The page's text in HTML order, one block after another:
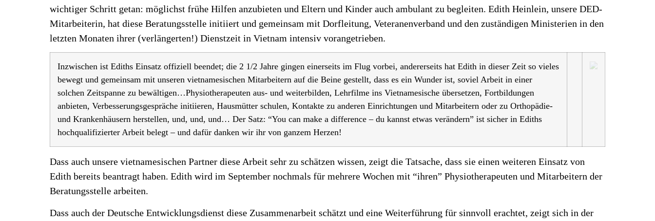
wichtiger Schritt getan: möglichst frühe Hilfen anzubieten und Eltern und Kinder auch ambulant zu begleiten. Edith Heinlein, unsere DED-
Mitarbeiterin, hat diese Beratungsstelle initiiert und gemeinsam mit Dorfleitung, Veteranenverband und den zuständigen Ministerien in den
letzten Monaten ihrer (verlängerten!) Dienstzeit in Vietnam intensiv vorangetrieben.
Inzwischen ist Ediths Einsatz offiziell beendet; die 2 1/2 Jahre gingen einerseits im Flug vorbei, andererseits hat Edith in dieser Zeit so vieles
bewegt und gemeinsam mit unseren vietnamesischen Mitarbeitern auf die Beine gestellt, dass es ein Wunder ist, soviel Arbeit in einer
solchen Zeitspanne zu bewältigen…Physiotherapeuten aus- und weiterbilden, Lehrfilme ins Vietnamesische übersetzen, Fortbildungen
anbieten, Verbesserungsgespräche initiieren, Hausmütter schulen, Kontakte zu anderen Einrichtungen und Mitarbeitern oder zu Orthopädie-
und Krankenhäusern herstellen, und, und, und… Der Satz: “You can make a difference – du kannst etwas verändern” ist sicher in Ediths
hochqualifizierter Arbeit belegt – und dafür danken wir ihr von ganzem Herzen!
Dass auch unsere vietnamesischen Partner diese Arbeit sehr zu schätzen wissen, zeigt die Tatsache, dass sie einen weiteren Einsatz von
Edith bereits beantragt haben. Edith wird im September nochmals für mehrere Wochen mit “ihren” Physiotherapeuten und Mitarbeitern der
Beratungsstelle arbeiten.
Dass auch der Deutsche Entwicklungsdienst diese Zusammenarbeit schätzt und eine Weiterführung für sinnvoll erachtet, zeigt sich in der